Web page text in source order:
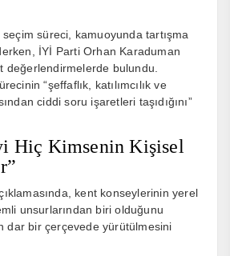
seçim süreci, kamuoyunda tartışma
İYİ Parti Orhan Karaduman
değerlendirmelerde bulundu.
“şeffaflık, katılımcılık ve
ciddi soru işaretleri taşıdığını”
Hiç Kimsenin Kişisel
kent konseylerinin yerel
unsurlarından biri olduğunu
dar bir çerçevede yürütülmesini